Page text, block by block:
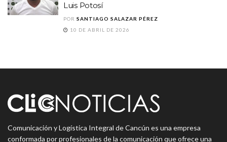
Luis Potosí
POR SANTIAGO SALAZAR PÉREZ
10 DE ABRIL DE 2026
Comunicación y Logística Integral de Cancún es una empresa
conformada por profesionales de la comunicación que ofrece una